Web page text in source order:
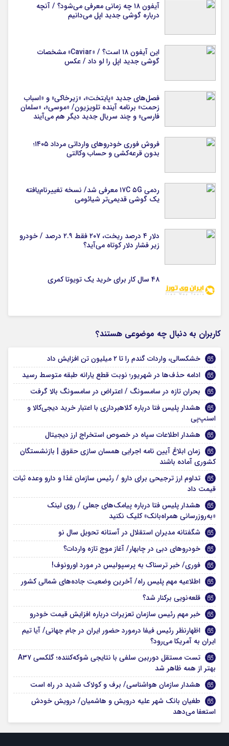
آیفون ۱۸ چه زمانی معرفی می‌شود؟ / آنچه
درباره گوشی جدید اپل می‌دانیم
این آیفون ۱۸ است؟ / «Caviar» مشخصات
گوشی جدید اپل را لو داد / عکس
فصل‌های جدید «پایتخت»، «زیرخاکی» و «اسباب
زحمت» برنامه آینده تلویزیون/ «موسی»، «سلمان
فارسی» و چند سریال جدید دیگر هم می‌آیند
فروش فوری خودروهای وارداتی مرداد ۱۴۰۵؛
بدون قرعه‌کشی و حساب وکالتی
ردمی ۱۷C ۵G معرفی شد/ نسخه تغییرنام‌یافته
یک گوشی قدیمی‌تر شیائومی
دلار ۴ درصد ریخت، ۲۰۷ فقط ۲.۹ درصد / خودرو
زیر فشار دلار کوتاه می‌آید؟
۴۸ سال کار برای خرید یک تویوتا کمری
کاربران به دنبال چه موضوعی هستند؟
خشکسالی، واردات گندم را تا ۲ میلیون تن افزایش داد
ادامه حذف‌ها در شهریور؛ نوبت قطع یارانه طبقه متوسط رسید
بحران تازه در سامسونگ / اعتراض در سامسونگ بالا گرفت
هشدار پلیس فتا درباره کلاهبرداری با اعتبار خرید دیجی‌کالا و
اسنپ‌پی
هشدار اطلاعات سپاه در خصوص استخراج ارز دیجیتال
زمان ابلاغ آیین نامه اجرایی همسان سازی حقوق | بازنشستگان
کشوری آماده باشند
تداوم ارز ترجیحی برای دارو / رئیس سازمان غذا و دارو وعده ثبات
قیمت داد
هشدار پلیس فتا درباره پیامک‌های جعلی / روی لینک
«به‌روزرسانی همراه‌بانک» کلیک نکنید
شگفتانه مدیران استقلال در آستانه تحویل سال نو
خودروهای دبی در چابهار/ آغاز موج تازه واردات؟
فوری/ خبر ترسناک به پرسپولیس در مورد اورونوف!
اطلاعیه مهم پلیس راه/ آخرین وضعیت جاده‌های شمالی کشور
قلعه‌نویی برکنار شد؟
خبر مهم رئیس سازمان تعزیرات درباره افزایش قیمت خودرو
اظهارنظر رئیس فیفا درمورد حضور ایران در جام جهانی/ آیا تیم
ایران به آمریکا می‌رود؟
تست مستقل دوربین سلفی با نتایجی شوکه‌کننده؛ گلکسی A۳۷
بهتر از همه ظاهر شد
هشدار سازمان هواشناسی/ برف و کولاک شدید در راه است
طغیان بانک شهر علیه درویش و هاشمیان/ درویش خودش
استعفا می‌دهد